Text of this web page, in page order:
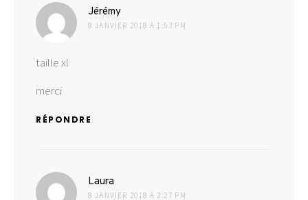
Jérémy
8 JANVIER 2018 À 1:53 PM
taille xl
merci
RÉPONDRE
Laura
8 JANVIER 2018 À 2:27 PM